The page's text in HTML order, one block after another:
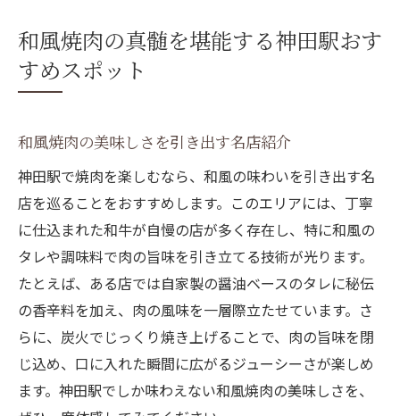
和風焼肉の真髄を堪能する神田駅おす
すめスポット
和風焼肉の美味しさを引き出す名店紹介
神田駅で焼肉を楽しむなら、和風の味わいを引き出す名
店を巡ることをおすすめします。このエリアには、丁寧
に仕込まれた和牛が自慢の店が多く存在し、特に和風の
タレや調味料で肉の旨味を引き立てる技術が光ります。
たとえば、ある店では自家製の醤油ベースのタレに秘伝
の香辛料を加え、肉の風味を一層際立たせています。さ
らに、炭火でじっくり焼き上げることで、肉の旨味を閉
じ込め、口に入れた瞬間に広がるジューシーさが楽しめ
ます。神田駅でしか味わえない和風焼肉の美味しさを、